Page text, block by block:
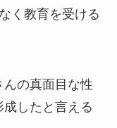
く教育を受ける
の真面目な性
したと言える